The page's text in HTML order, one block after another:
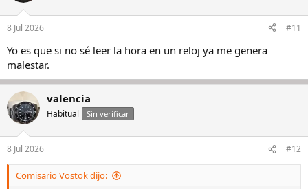
8 Jul 2026 #11
Yo es que si no sé leer la hora en un reloj ya me genera
malestar.
valencia
Habitual Sin verificar
8 Jul 2026 #12
Comisario Vostok dijo: